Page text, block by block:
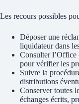
Les recours possibles
Déposer une
liquidateur dans
Consulter l’Office
pour vérifier les
Suivre la
distributions
Conserver toutes
échanges écrits,